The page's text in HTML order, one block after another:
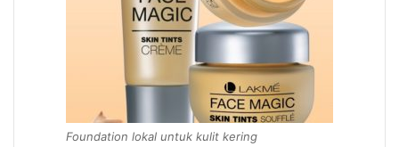
Foundation lokal untuk kulit kering